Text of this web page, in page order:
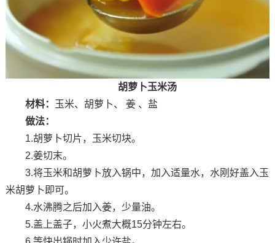
胡萝卜玉米汤
材料：
玉米、胡萝卜、 姜 、盐
做法：
1.胡萝卜切片，玉米切块。
2.姜切末。
3.将玉米和胡萝卜放入锅中，加入适量水，水刚好盖入玉
米胡萝卜即可。
4.水沸腾之后加入姜，少量油。
5.盖上盖子，小火煮大概15分钟左右。